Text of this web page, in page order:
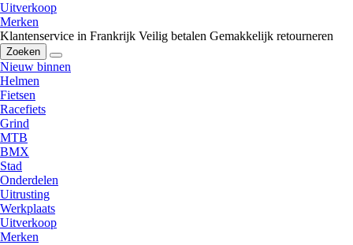
Uitverkoop
Merken
Klantenservice in Frankrijk Veilig betalen Gemakkelijk retourneren
Zoeken
Nieuw binnen
Helmen
Fietsen
Racefiets
Grind
MTB
BMX
Stad
Onderdelen
Uitrusting
Werkplaats
Uitverkoop
Merken